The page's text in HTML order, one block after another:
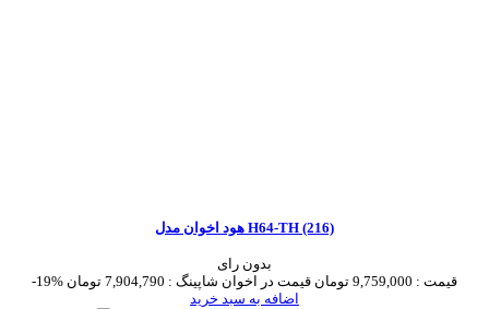
هود اخوان مدل H64-TH (216)
بدون رای
-19%
قیمت : 9,759,000 تومان قیمت در اخوان شاپینگ : 7,904,790 تومان
اضافه به سبد خرید